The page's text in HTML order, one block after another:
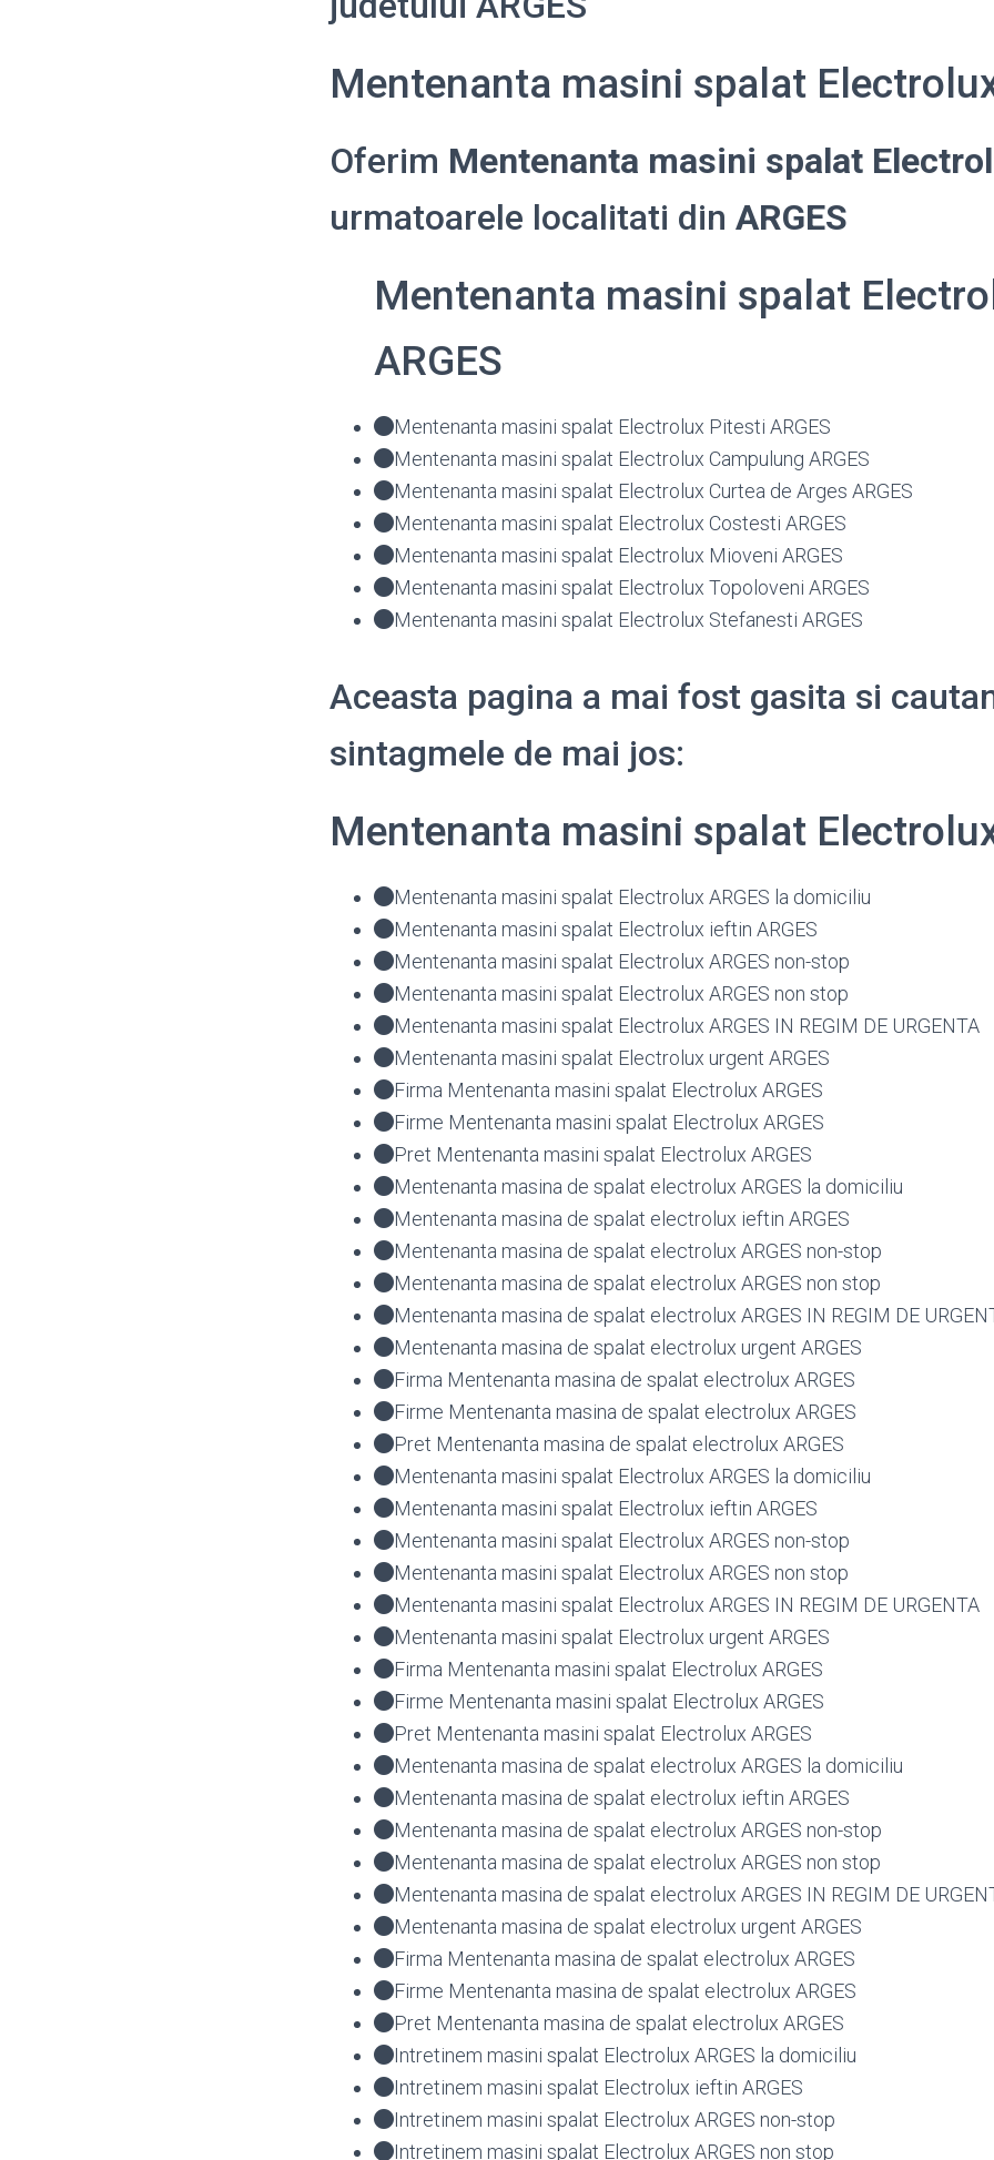
Mentenanta masini spalat
Oferim Mentenanta masini spalat
urmatoarele localitati din ARGES
Mentenanta masini spalat
ARGES
Mentenanta masini spalat Electrolux Pitesti ARGES
Mentenanta masini spalat Electrolux Campulung ARGES
Mentenanta masini spalat Electrolux Curtea de Arges ARGES
Mentenanta masini spalat Electrolux Costesti ARGES
Mentenanta masini spalat Electrolux Mioveni ARGES
Mentenanta masini spalat Electrolux Topoloveni ARGES
Mentenanta masini spalat Electrolux Stefanesti ARGES
Aceasta pagina a mai fost gasita si
sintagmele de mai jos:
Mentenanta masini spalat
Mentenanta masini spalat Electrolux ARGES la domiciliu
Mentenanta masini spalat Electrolux ieftin ARGES
Mentenanta masini spalat Electrolux ARGES non-stop
Mentenanta masini spalat Electrolux ARGES non stop
Mentenanta masini spalat Electrolux ARGES IN REGIM DE URGENTA
Mentenanta masini spalat Electrolux urgent ARGES
Firma Mentenanta masini spalat Electrolux ARGES
Firme Mentenanta masini spalat Electrolux ARGES
Pret Mentenanta masini spalat Electrolux ARGES
Mentenanta masina de spalat electrolux ARGES la domiciliu
Mentenanta masina de spalat electrolux ieftin ARGES
Mentenanta masina de spalat electrolux ARGES non-stop
Mentenanta masina de spalat electrolux ARGES non stop
Mentenanta masina de spalat electrolux ARGES IN REGIM DE
Mentenanta masina de spalat electrolux urgent ARGES
Firma Mentenanta masina de spalat electrolux ARGES
Firme Mentenanta masina de spalat electrolux ARGES
Pret Mentenanta masina de spalat electrolux ARGES
Mentenanta masini spalat Electrolux ARGES la domiciliu
Mentenanta masini spalat Electrolux ieftin ARGES
Mentenanta masini spalat Electrolux ARGES non-stop
Mentenanta masini spalat Electrolux ARGES non stop
Mentenanta masini spalat Electrolux ARGES IN REGIM DE URGENTA
Mentenanta masini spalat Electrolux urgent ARGES
Firma Mentenanta masini spalat Electrolux ARGES
Firme Mentenanta masini spalat Electrolux ARGES
Pret Mentenanta masini spalat Electrolux ARGES
Mentenanta masina de spalat electrolux ARGES la domiciliu
Mentenanta masina de spalat electrolux ieftin ARGES
Mentenanta masina de spalat electrolux ARGES non-stop
Mentenanta masina de spalat electrolux ARGES non stop
Mentenanta masina de spalat electrolux ARGES IN REGIM DE
Mentenanta masina de spalat electrolux urgent ARGES
Firma Mentenanta masina de spalat electrolux ARGES
Firme Mentenanta masina de spalat electrolux ARGES
Pret Mentenanta masina de spalat electrolux ARGES
Intretinem masini spalat Electrolux ARGES la domiciliu
Intretinem masini spalat Electrolux ieftin ARGES
Intretinem masini spalat Electrolux ARGES non-stop
Intretinem masini spalat Electrolux ARGES non stop